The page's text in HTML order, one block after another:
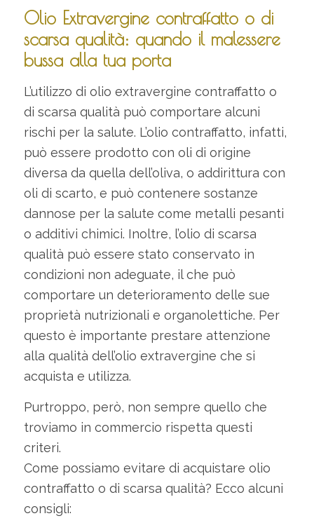
Olio Extravergine contraffatto o di
scarsa qualità: quando il malessere
bussa alla tua porta
L’utilizzo di olio extravergine contraffatto o
di scarsa qualità può comportare alcuni
rischi per la salute. L’olio contraffatto, infatti,
può essere prodotto con oli di origine
diversa da quella dell’oliva, o addirittura con
oli di scarto, e può contenere sostanze
dannose per la salute come metalli pesanti
o additivi chimici. Inoltre, l’olio di scarsa
qualità può essere stato conservato in
condizioni non adeguate, il che può
comportare un deterioramento delle sue
proprietà nutrizionali e organolettiche. Per
questo è importante prestare attenzione
alla qualità dell’olio extravergine che si
acquista e utilizza.
Purtroppo, però, non sempre quello che
troviamo in commercio rispetta questi
criteri.
Come possiamo evitare di acquistare olio
contraffatto o di scarsa qualità? Ecco alcuni
consigli: